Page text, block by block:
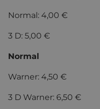
Normal: 4,00 €
3 D: 5,00 €
Normal
Warner: 4,50 €
3 D Warner: 6,50 €